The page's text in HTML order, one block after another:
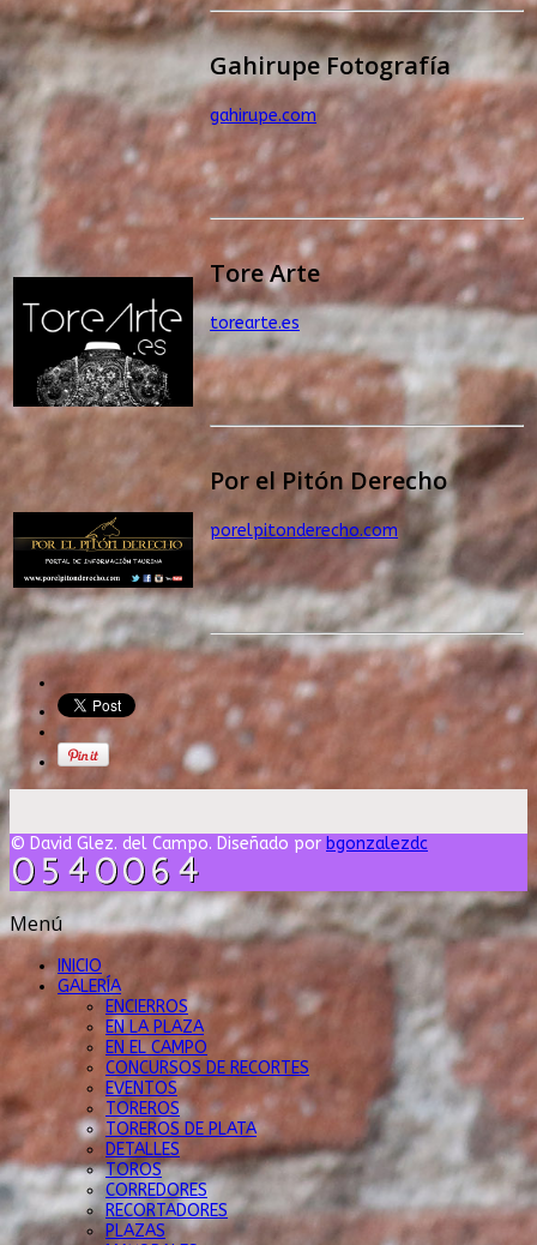
Gahirupe Fotografía
gahirupe.com
Tore Arte
torearte.es
Por el Pitón Derecho
porelpitonderecho.com
© David Glez. del Campo. Diseñado por bgonzalezdc
Menú
INICIO
GALERÍA
ENCIERROS
EN LA PLAZA
EN EL CAMPO
CONCURSOS DE RECORTES
EVENTOS
TOREROS
TOREROS DE PLATA
DETALLES
TOROS
CORREDORES
RECORTADORES
PLAZAS